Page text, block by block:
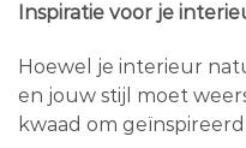
Inspiratie voor je
Hoewel je interieur
en jouw stijl moet
kwaad om